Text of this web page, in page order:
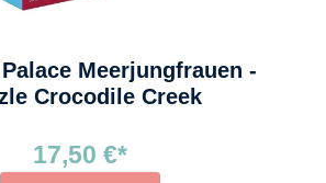
Meerjungfrauen -
Crocodile Creek
17,50 €*